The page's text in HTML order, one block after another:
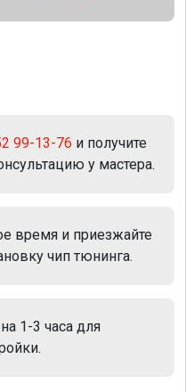
99-13-76 и получите
у мастера.
время и приезжайте
чип тюнинга.
1-3 часа для